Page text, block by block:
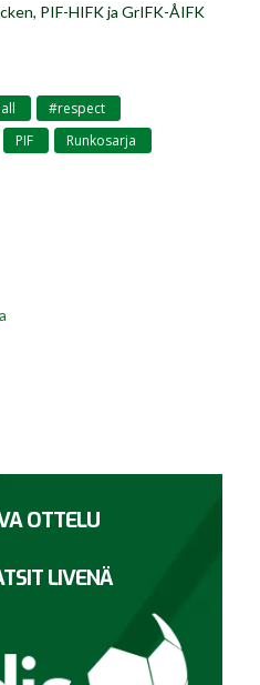
PIF-HIFK ja GrIFK-ÅIFK
#respect
PIF Runkosarja
OTTELU
LIVENÄ